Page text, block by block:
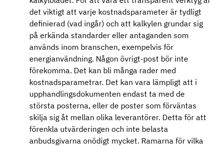
det viktigt att varje kostnadsparameter är tydligt
definierad (vad ingår) och att kalkylen grundar sig
på erkända standarder eller antaganden som
används inom branschen, exempelvis för
energianvändning. Någon övrigt-post bör inte
förekomma. Det kan bli många rader med
kostnadsparametrar. Det kan vara lämpligt att i
upphandlingsdokumenten endast ta med de
största posterna, eller de poster som förväntas
skilja sig åt mellan olika leverantörer. Detta för att
förenkla utvärderingen och inte belasta
anbudsgivarna onödigt mycket. Ramarna för vilka